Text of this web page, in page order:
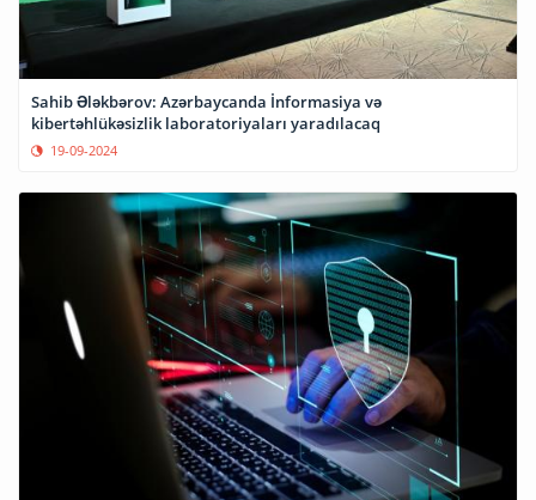
Sahib Ələkbərov: Azərbaycanda İnformasiya və
kibertəhlükəsizlik laboratoriyaları yaradılacaq
19-09-2024